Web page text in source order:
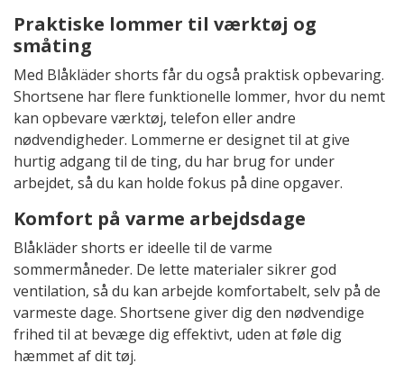
Praktiske lommer til værktøj og
småting
Med Blåkläder shorts får du også praktisk opbevaring.
Shortsene har flere funktionelle lommer, hvor du nemt
kan opbevare værktøj, telefon eller andre
nødvendigheder. Lommerne er designet til at give
hurtig adgang til de ting, du har brug for under
arbejdet, så du kan holde fokus på dine opgaver.
Komfort på varme arbejdsdage
Blåkläder shorts er ideelle til de varme
sommermåneder. De lette materialer sikrer god
ventilation, så du kan arbejde komfortabelt, selv på de
varmeste dage. Shortsene giver dig den nødvendige
frihed til at bevæge dig effektivt, uden at føle dig
hæmmet af dit tøj.